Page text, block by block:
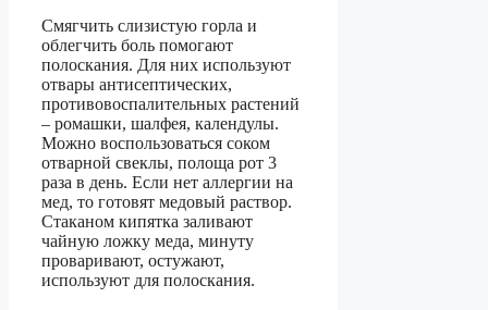
Смягчить слизистую горла и
облегчить боль помогают
полоскания. Для них используют
отвары антисептических,
противовоспалительных растений
– ромашки, шалфея, календулы.
Можно воспользоваться соком
отварной свеклы, полоща рот 3
раза в день. Если нет аллергии на
мед, то готовят медовый раствор.
Стаканом кипятка заливают
чайную ложку меда, минуту
проваривают, остужают,
используют для полоскания.